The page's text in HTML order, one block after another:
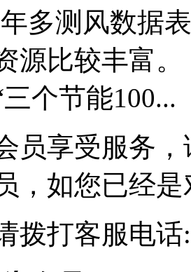
多测风数据
源比较丰富
个节能100...
员享受服务，
，如您已经
拨打客服电话